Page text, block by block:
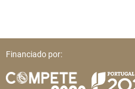
Financiado por: